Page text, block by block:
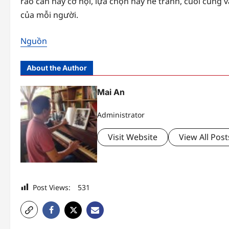
của mỗi người.
Nguồn
About the Author
Mai An
Administrator
Visit Website View All
Post Views: 531